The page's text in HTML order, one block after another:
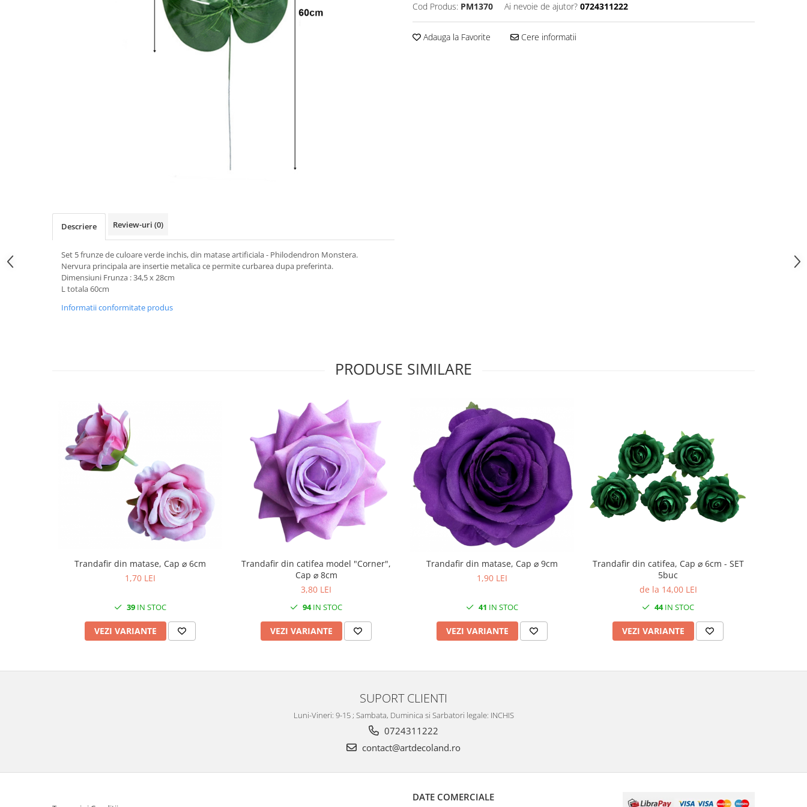
Cod Produs: PM1370 Ai nevoie de ajutor? 0724311222
Adauga la Favorite Cere informatii
Descriere Review-uri (0)
Set 5 frunze de culoare verde inchis, din matase artificiala - Philodendron Monstera.
Nervura principala are insertie metalica ce permite curbarea dupa preferinta.
Dimensiuni Frunza : 34,5 x 28cm
L totala 60cm
Informatii conformitate produs
PRODUSE SIMILARE
Trandafir din matase, Cap ⌀ 6cm
1,70 LEI
39 IN STOC
VEZI VARIANTE
Trandafir din catifea model "Corner",
Cap ⌀ 8cm
3,80 LEI
94IN STOC
VEZI VARIANTE
Trandafir din matase, Cap ⌀ 9cm
1,90 LEI
41 IN STOC
VEZI VARIANTE
Trandafir din catifea, Cap ⌀ 6cm - SET
5buc
de la 14,00 LEI
44IN STOC
VEZI VARIANTE
SUPORT CLIENTI
Luni-Vineri: 9-15 ; Sambata, Duminica si Sarbatori legale: INCHIS
0724311222
contact@artdecoland.ro
DATE COMERCIALE